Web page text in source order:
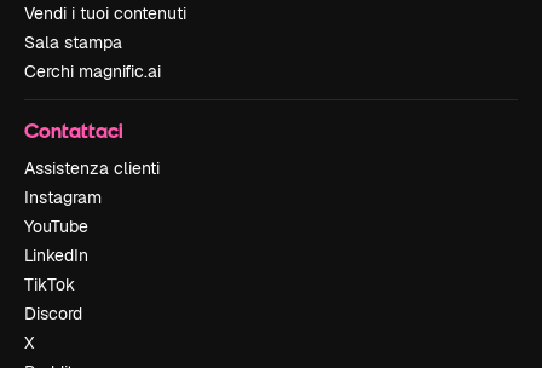
Vendi i tuoi contenuti
Sala stampa
Cerchi magnific.ai
Contattaci
Assistenza clienti
Instagram
YouTube
LinkedIn
TikTok
Discord
X